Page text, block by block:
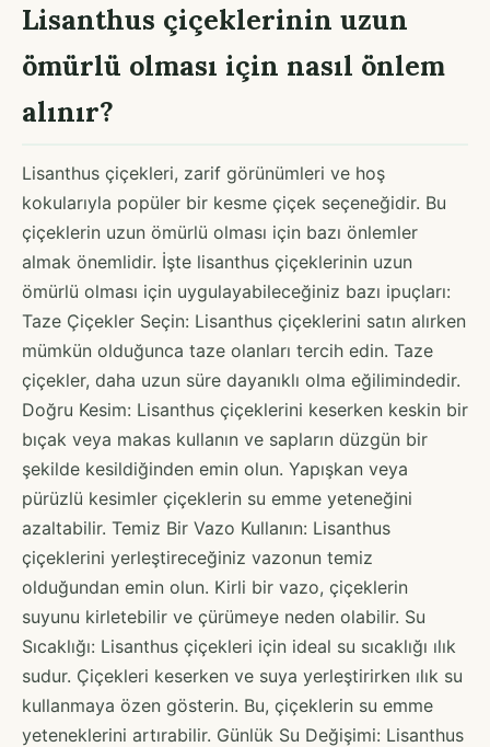
Lisanthus çiçeklerinin uzun
ömürlü olması için nasıl önlem
alınır?
Lisanthus çiçekleri, zarif görünümleri ve hoş
kokularıyla popüler bir kesme çiçek seçeneğidir. Bu
çiçeklerin uzun ömürlü olması için bazı önlemler
almak önemlidir. İşte lisanthus çiçeklerinin uzun
ömürlü olması için uygulayabileceğiniz bazı ipuçları:
Taze Çiçekler Seçin: Lisanthus çiçeklerini satın alırken
mümkün olduğunca taze olanları tercih edin. Taze
çiçekler, daha uzun süre dayanıklı olma eğilimindedir.
Doğru Kesim: Lisanthus çiçeklerini keserken keskin bir
bıçak veya makas kullanın ve sapların düzgün bir
şekilde kesildiğinden emin olun. Yapışkan veya
pürüzlü kesimler çiçeklerin su emme yeteneğini
azaltabilir. Temiz Bir Vazo Kullanın: Lisanthus
çiçeklerini yerleştireceğiniz vazonun temiz
olduğundan emin olun. Kirli bir vazo, çiçeklerin
suyunu kirletebilir ve çürümeye neden olabilir. Su
Sıcaklığı: Lisanthus çiçekleri için ideal su sıcaklığı ılık
sudur. Çiçekleri keserken ve suya yerleştirirken ılık su
kullanmaya özen gösterin. Bu, çiçeklerin su emme
yeteneklerini artırabilir. Günlük Su Değişimi: Lisanthus